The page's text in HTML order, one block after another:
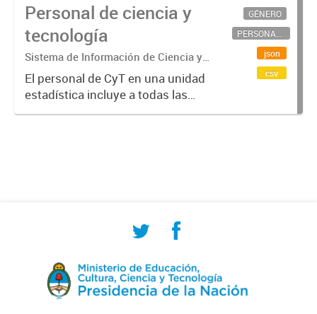
Personal de ciencia y
tecnología
Sistema de Información de Ciencia y
Tecnología Argentino (SICYTAR)
El personal de CyT en una unidad
estadística incluye a todas las
personas involucradas
GÉNERO
PERSONAL CIENTÍFICO-TECNOLÓGICO
json
csv